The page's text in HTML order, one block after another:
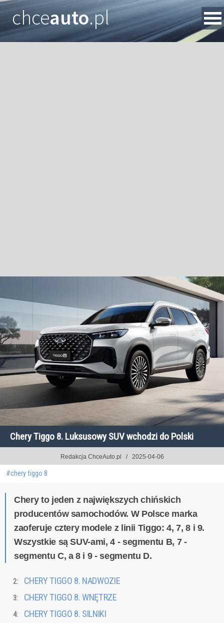
chceauto.pl
Chery Tiggo 8. Luksusowy SUV wchodzi do Polski
Redakcja ChceAuto.pl 2025-04-06
#chery tiggo 8
Chery to jeden z największych chińskich
producentów samochodów. W Polsce marka
zaoferuje cztery modele z linii Tiggo: 4, 7, 8 i 9.
Wszystkie są SUV-ami, 4 - segmentu B, 7 -
segmentu C, a 8 i 9 - segmentu D.
CHERY TIGGO 8. NADWOZIE
CHERY TIGGO 8. WNĘTRZE
CHERY TIGGO 8. SILNIKI